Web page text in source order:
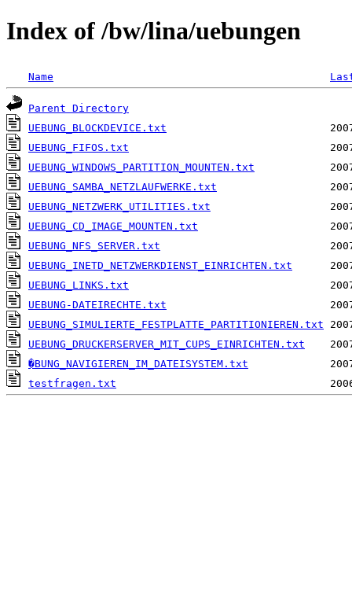
Index of /bw/lina/uebungen
Name
Parent Directory
UEBUNG_BLOCKDEVICE.txt
UEBUNG_FIFOS.txt
UEBUNG_WINDOWS_PARTITION_MOUNTEN.txt
UEBUNG_SAMBA_NETZLAUFWERKE.txt
UEBUNG_NETZWERK_UTILITIES.txt
UEBUNG_CD_IMAGE_MOUNTEN.txt
UEBUNG_NFS_SERVER.txt
UEBUNG_INETD_NETZWERKDIENST_EINRICHTEN.txt
UEBUNG_LINKS.txt
UEBUNG-DATEIRECHTE.txt
UEBUNG_SIMULIERTE_FESTPLATTE_PARTITIONIEREN.txt
UEBUNG_DRUCKERSERVER_MIT_CUPS_EINRICHTEN.txt
�BUNG_NAVIGIEREN_IM_DATEISYSTEM.txt
testfragen.txt